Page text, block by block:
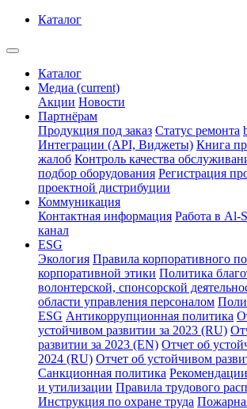
Каталог
Каталог
Медиа (current)
Акции Новости
Партнёрам
Продукция под заказ Статус ремонта
Интеграции (API, Виджеты) Книга
жалоб Контроль качества
подбор оборудования Регистрация
проектной дистрибуции
Коммуникация
Контактная информация Работа в Al-
канал
ESG
Экология Правила корпоративного
корпоративной этики Политика
волонтерской, спонсорской
области управления персоналом
ESG Антикоррупционная политика
устойчивом развитии за 2023 (RU)
развитии за 2023 (EN) Отчет об
2024 (RU) Отчет об устойчивом
Санкционная политика
и утилизации Правила трудового
Инструкция по охране труда